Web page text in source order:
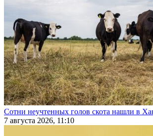
Сотни неучтенных голов скота нашли в
7 августа 2026, 11:10